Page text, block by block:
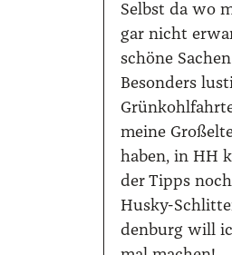
Selbst da wo
gar nicht
schö­ne
Beson­ders
mei­ne
haben, in HH
der Tipps
Hus­ky-
den­burg will